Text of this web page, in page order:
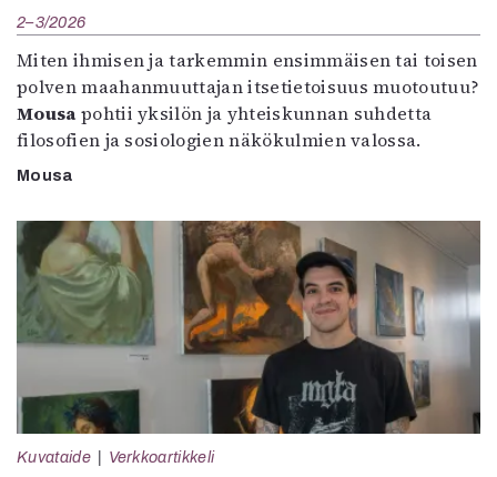
2–3/2026
Miten ihmisen ja tarkemmin ensimmäisen tai toisen
polven maahanmuuttajan itsetietoisuus muotoutuu?
Mousa pohtii yksilön ja yhteiskunnan suhdetta
filosofien ja sosiologien näkökulmien valossa.
Mousa
Kuvataide Verkkoartikkeli